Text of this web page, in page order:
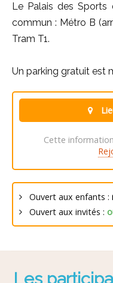
Le Palais des Sports
commun : Métro B
Tram T1.
Un parking gratuit est
Cette
Ouvert aux enfants :
Ouvert aux invités :
Les